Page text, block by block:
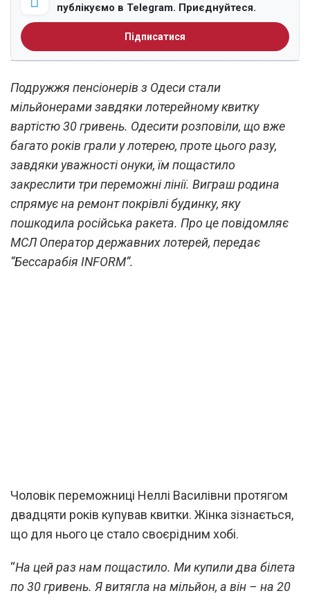
публікуємо в Telegram. Приєднуйтеся.
Підписатися
Подружжя пенсіонерів з Одеси стали
мільйонерами завдяки лотерейному квитку
вартістю 30 гривень. Одесити розповіли, що вже
багато років грали у лотерею, проте цього разу,
завдяки уважності онуки, їм пощастило
закреслити три переможні лінії. Виграш родина
спрямує на ремонт покрівлі будинку, яку
пошкодила російська ракета. Про це повідомляє
МСЛ Оператор державних лотерей, передає
“Бессарабія INFORM”.
Чоловік переможниці Неллі Василівни протягом
двадцяти років купував квитки. Жінка зізнається,
що для нього це стало своєрідним хобі.
“На цей раз нам пощастило. Ми купили два білета
по 30 гривень. Я витягла на мільйон, а він – на 20